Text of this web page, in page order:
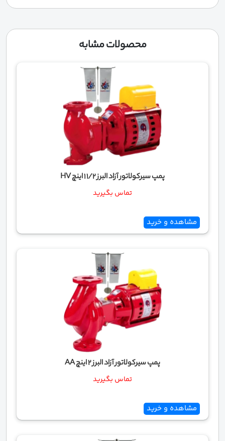
محصولات مشابه
پمپ سیرکولاتور آزاد البرز 1/2 1 اینچ HV
تماس بگیرید
مشاهده و خرید
پمپ سیرکولاتور آزاد البرز 2 اینچ AA
تماس بگیرید
مشاهده و خرید